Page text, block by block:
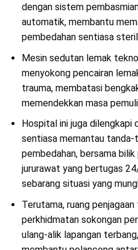
dengan sistem
automatik, membantu
pembedahan sentiasa
Mesin sedutan lemak
menyokong pencairan
trauma, membatasi
memendekkan masa
Hospital ini juga
sentiasa memantau
pembedahan, bersama
jururawat yang bertugas
sebarang situasi yang
Terutama, ruang
perkhidmatan sokongan
ulang-alik lapangan